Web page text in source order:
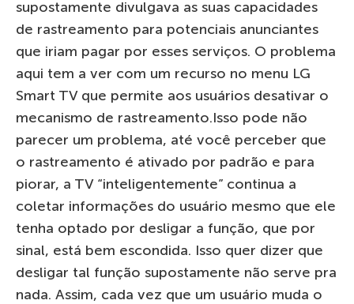
supostamente divulgava as suas capacidades
de rastreamento para potenciais anunciantes
que iriam pagar por esses serviços. O problema
aqui tem a ver com um recurso no menu LG
Smart TV que permite aos usuários desativar o
mecanismo de rastreamento.Isso pode não
parecer um problema, até você perceber que
o rastreamento é ativado por padrão e para
piorar, a TV “inteligentemente” continua a
coletar informações do usuário mesmo que ele
tenha optado por desligar a função, que por
sinal, está bem escondida. Isso quer dizer que
desligar tal função supostamente não serve pra
nada. Assim, cada vez que um usuário muda o